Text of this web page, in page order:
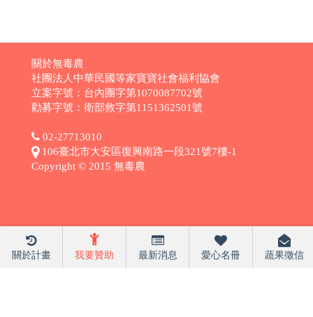
關於計畫 我要贊助 最新消息 愛心名冊 蔬果徵信
關於無毒農
社團法人中華民國等家寶寶社會福利協會
立案字號：台內團字第1070087702號
勸募字號：衛部救字第1151362501號
02-27713010
106臺北市大安區復興南路一段321號7樓-1
Copyright © 2015 無毒農